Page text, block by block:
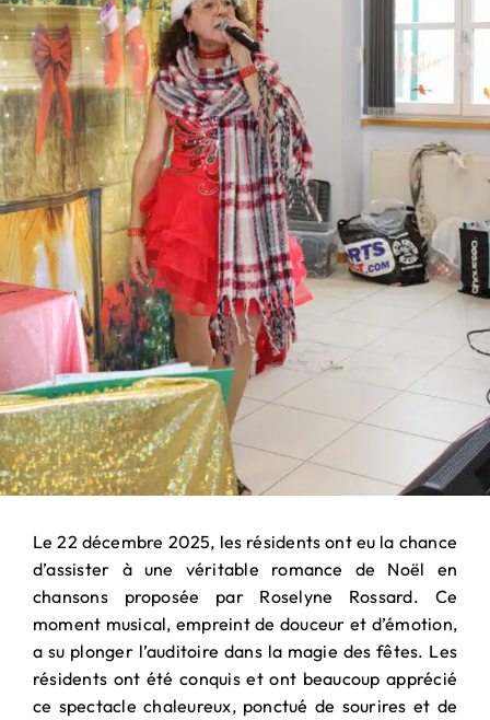
Le 22 décembre 2025, les résidents ont eu la chance
d’assister à une véritable romance de Noël en
chansons proposée par Roselyne Rossard. Ce
moment musical, empreint de douceur et d’émotion,
a su plonger l’auditoire dans la magie des fêtes. Les
résidents ont été conquis et ont beaucoup apprécié
ce spectacle chaleureux, ponctué de sourires et de